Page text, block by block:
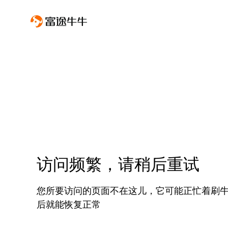
访问频繁，请稍后重试
您所要访问的页面不在这儿，它可能正忙着刷
后就能恢复正常